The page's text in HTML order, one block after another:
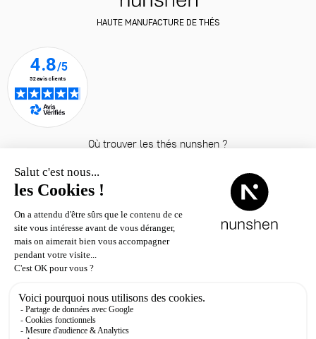
Mentions légales
HAUTE MANUFACTURE DE THÉS
Où trouver les thés nunshen ?
– tous droits
réservés